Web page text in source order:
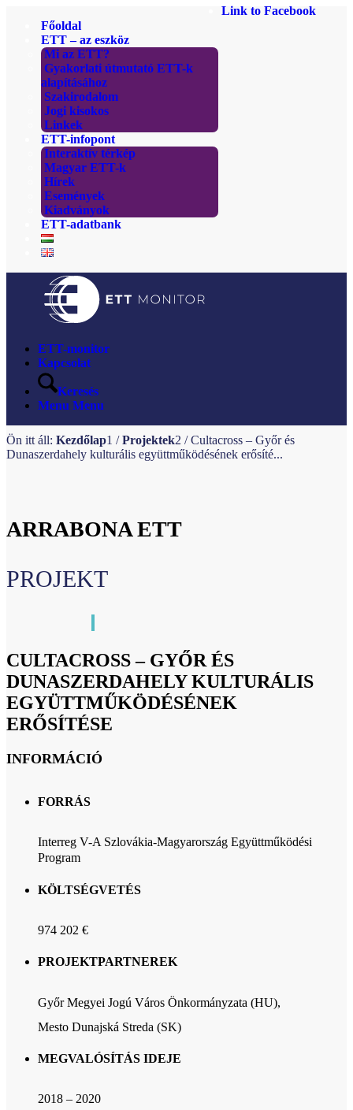
Link to Facebook
Főoldal
ETT – az eszköz
Mi az ETT?
Gyakorlati útmutató ETT-k
alapításához
Szakirodalom
Jogi kisokos
Linkek
ETT-infopont
Interaktív térkép
Magyar ETT-k
Hírek
Események
Kiadványok
ETT-adatbank
ETT-monitor
Kapcsolat
Keresés
Menu Menu
Ön itt áll: Kezdőlap1 / Projektek2 / Cultacross – Győr és
Dunaszerdahely kulturális együttműködésének erősíté...
ARRABONA ETT
PROJEKT
CULTACROSS – GYŐR ÉS
DUNASZERDAHELY KULTURÁLIS
EGYÜTTMŰKÖDÉSÉNEK
ERŐSÍTÉSE
INFORMÁCIÓ
FORRÁS
Interreg V-A Szlovákia-Magyarország Együttműködési
Program
KÖLTSÉGVETÉS
974 202 €
PROJEKTPARTNEREK
Győr Megyei Jogú Város Önkormányzata (HU),
Mesto Dunajská Streda (SK)
MEGVALÓSÍTÁS IDEJE
2018 – 2020